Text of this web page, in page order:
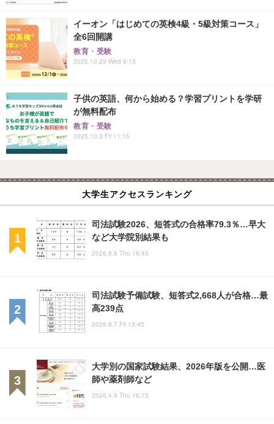
イーオン「はじめての英検4級・5級対策コース」
全6回開講
教育・受験
2025.10.29 Wed 9:15
子供の英語、何から始める？学習プリントを学研
が無料配布
教育・受験
2025.10.3 Fri 11:15
大学生アクセスランキング
司法試験2026、短答式の合格率79.3％…早大
など大学院別結果も
2026.8.6 Thu 18:45
司法試験予備試験、短答式2,668人が合格…最
高239点
2026.8.7 Fri 13:45
大学別の国家試験結果、2026年版を公開…医
師や薬剤師など
2026.4.9 Thu 16:15